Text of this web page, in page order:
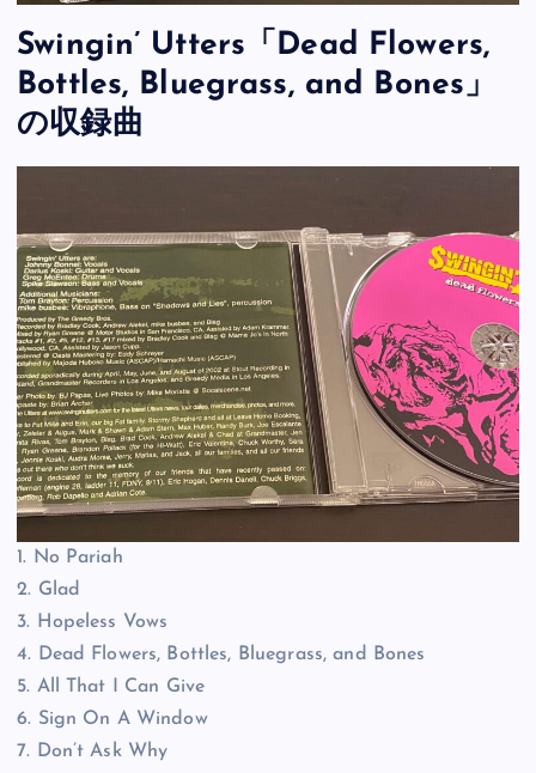
Swingin’ Utters「Dead Flowers,
Bottles, Bluegrass, and Bones」
の収録曲
1. No Pariah
2. Glad
3. Hopeless Vows
4. Dead Flowers, Bottles, Bluegrass, and Bones
5. All That I Can Give
6. Sign On A Window
7. Don’t Ask Why